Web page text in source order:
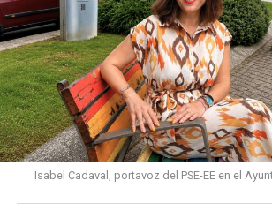
Isabel Cadaval, portavoz del PSE-EE en el